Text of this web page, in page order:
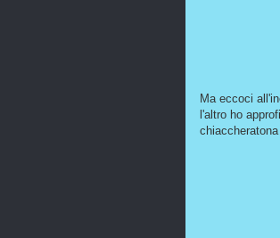
Ma eccoci
l'altro ho